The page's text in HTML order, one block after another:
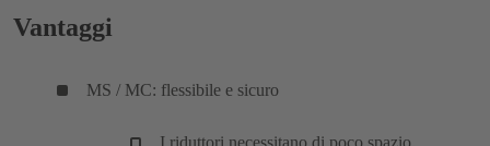
Vantaggi
MS / MC: flessibile e sicuro